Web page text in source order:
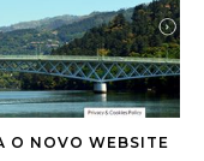
O NOVO WEBSITE